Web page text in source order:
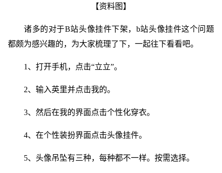
【资料图】
诸多的对于B站头像挂件下架，b站头像挂件这个问题
都颇为感兴趣的，为大家梳理了下，一起往下看看吧。
1、打开手机，点击“立立”。
2、输入英里并点击我的。
3、然后在我的界面点击个性化穿衣。
4、在个性装扮界面点击头像挂件。
5、头像吊坠有三种，每种都不一样。按需选择。